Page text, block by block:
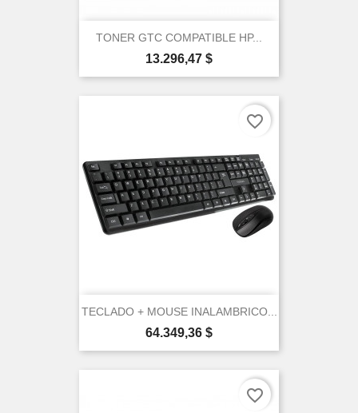
TONER GTC COMPATIBLE HP...
Precio
13.296,47 $
TECLADO + MOUSE INALAMBRICO...
Precio
64.349,36 $
favorite_border
favorite_border